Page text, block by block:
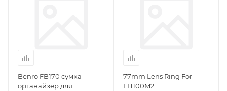
Benro FB170 сумка-
органайзер для
77mm Lens Ring For
FH100M2